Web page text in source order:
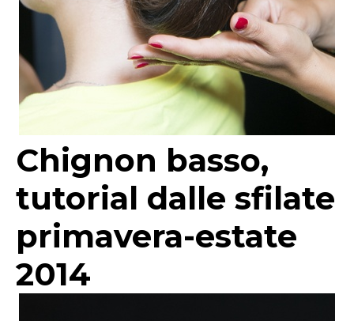
Chignon basso,
tutorial dalle sfilate
primavera-estate
2014